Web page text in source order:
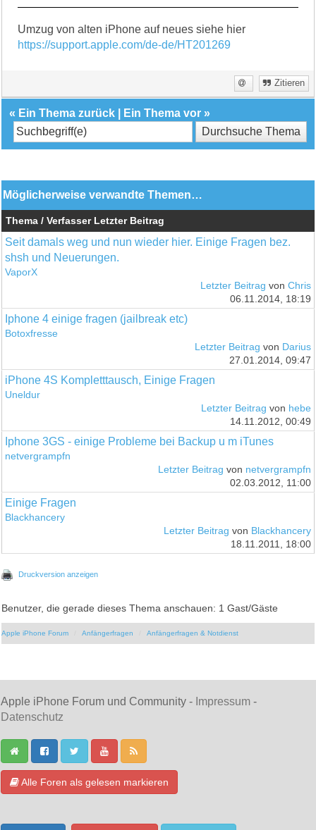
Umzug von alten iPhone auf neues siehe hier
https://support.apple.com/de-de/HT201269
Zitieren
« Ein Thema zurück Ein Thema vor »
Möglicherweise verwandte Themen…
Thema / Verfasser Letzter Beitrag
Seit damals weg und nun wieder hier. Einige Fragen bez.
shsh und Neuerungen.
VaporX
Letzter Beitrag von Chris
06.11.2014, 18:19
Iphone 4 einige fragen (jailbreak etc)
Botoxfresse
Letzter Beitrag von Darius
27.01.2014, 09:47
iPhone 4S Kompletttausch, Einige Fragen
Uneldur
Letzter Beitrag von hebe
14.11.2012, 00:49
Iphone 3GS - einige Probleme bei Backup u m iTunes
netvergrampfn
Letzter Beitrag von netvergrampfn
02.03.2012, 11:00
Einige Fragen
Blackhancery
Letzter Beitrag von Blackhancery
18.11.2011, 18:00
Druckversion anzeigen
Benutzer, die gerade dieses Thema anschauen: 1 Gast/Gäste
Apple iPhone Forum Anfängerfragen Anfängerfragen & Notdienst
Apple iPhone Forum und Community - Impressum -
Datenschutz
Alle Foren als gelesen markieren